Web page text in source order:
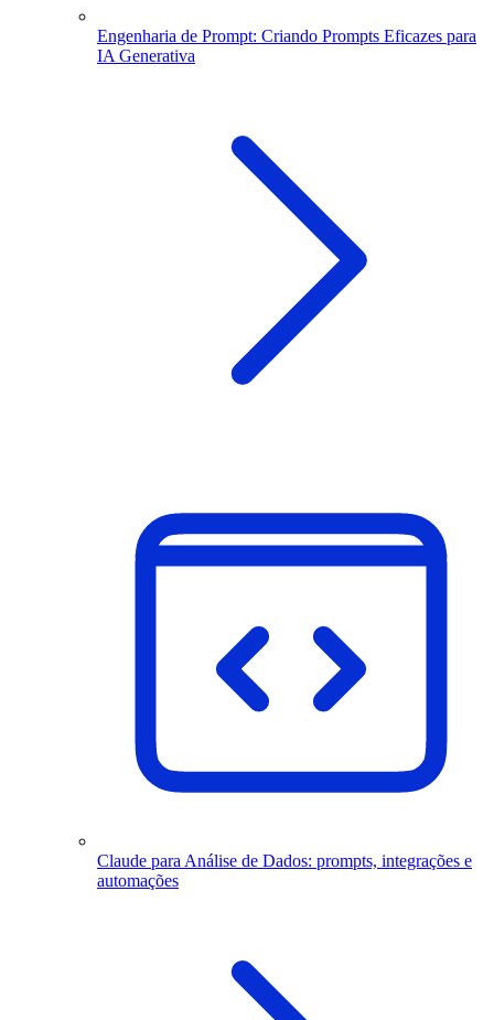
Engenharia de Prompt: Criando Prompts Eficazes para
IA Generativa
Claude para Análise de Dados: prompts, integrações e
automações